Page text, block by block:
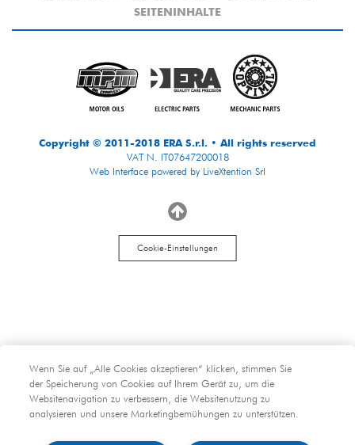
SEITENINHALTE
Copyright © 2011-2018 ERA S.r.l. • All rights reserved
VAT N. IT07647200018
Web Interface powered by LiveXtention Srl
Cookie-Einstellungen
Wenn Sie auf „Alle Cookies akzeptieren“ klicken, stimmen Sie
der Speicherung von Cookies auf Ihrem Gerät zu, um die
Websitenavigation zu verbessern, die Websitenutzung zu
analysieren und unsere Marketingbemühungen zu unterstützen.